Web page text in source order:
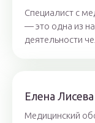
Специалист с
— это одна из
деятельности
Елена Лисева
Медицинский